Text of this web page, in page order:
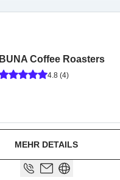
BUNA Coffee Roasters
4.8 (4)
MEHR DETAILS